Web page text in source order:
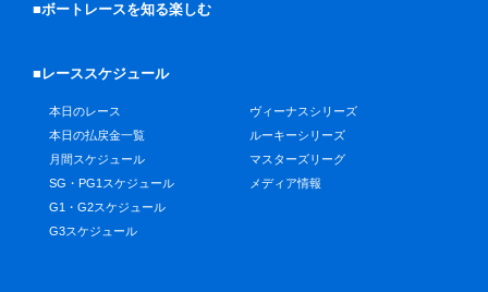
■ボートレースを知る楽しむ
■レーススケジュール
本日のレース
本日の払戻金一覧
月間スケジュール
SG・PG1スケジュール
G1・G2スケジュール
G3スケジュール
ヴィーナスシリーズ
ルーキーシリーズ
マスターズリーグ
メディア情報